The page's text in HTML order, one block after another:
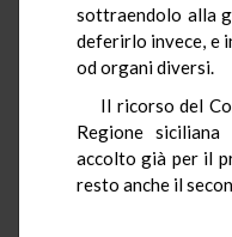
sottraendolo alla
deferirlo invece, e
od organi diversi.
Il ricorso del
Regione
accolto già per il
resto anche il